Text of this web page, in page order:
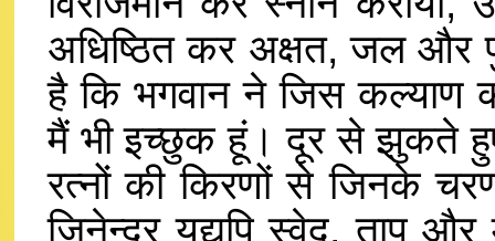
अधिष्ठित कर अक्षत, जल और
है कि भगवान ने जिस कल्याण
मैं भी इच्छुक हूं। दूर से झुकते
रत्नों की किरणों से जिनके
जिनेन्द्र यद्यपि स्वेद, ताप